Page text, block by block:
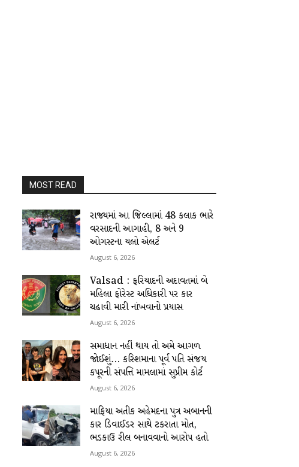
MOST READ
રાજ્યમાં આ જિલ્લામાં 48 કલાક ભારે
વરસાદની આગાહી, 8 અને 9
ઓગસ્ટના યલો એલર્ટ
August 6, 2026
Valsad : ફરિયાદની અદાવતમાં બે
મહિલા ફોરેસ્ટ અધિકારી પર કાર
ચઢાવી મારી નાંખવાનો પ્રયાસ
August 6, 2026
સમાધાન નહીં થાય તો અમે આગળ
જોઈશું… કરિશમાના પૂર્વ પતિ સંજય
કપૂરની સંપત્તિ મામલામાં સુપ્રીમ કોર્ટ
August 6, 2026
માફિયા અતીક અહેમદના પુત્ર અબાનની
કાર ડિવાઈડર સાથે ટકરાતા મોત,
ભડકાઉ રીલ બનાવવાનો આરોપ હતો
August 6, 2026